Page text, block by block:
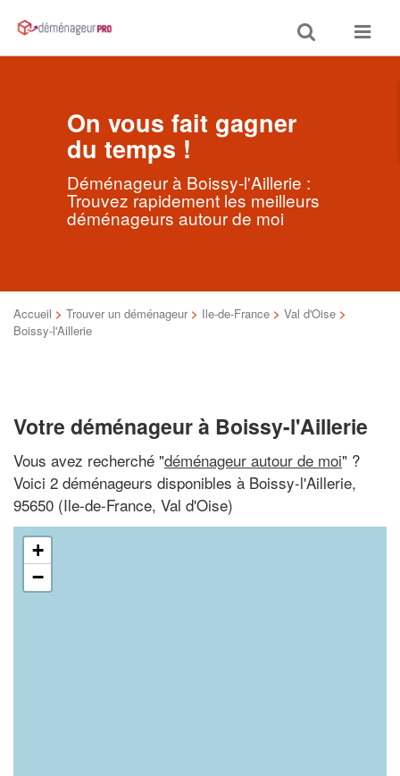
Toggle
search
Toggle
On vous fait gagner
du temps !
Déménageur à Boissy-l'Aillerie :
Trouvez rapidement les meilleurs
déménageurs autour de moi
Accueil > Trouver un déménageur > Ile-de-France > Val d'Oise >
Boissy-l'Aillerie
Votre déménageur à Boissy-l'Aillerie
Vous avez recherché "déménageur autour de moi" ?
Voici 2 déménageurs disponibles à Boissy-l'Aillerie,
95650 (Ile-de-France, Val d'Oise)
+
−